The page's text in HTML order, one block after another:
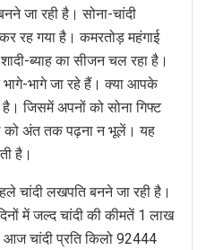
जा रही है। सोना-चांदी
रह गया है। कमरतोड़ महंगाई
ब्याह का सीजन चल रहा है।
भागे-भागे जा रहे हैं। क्या आपके
है। जिसमें अपनों को सोना गिफ्ट
को अंत तक पढ़ना न भूलें। यह
है।
चांदी लखपति बनने जा रही है।
में जल्द चांदी की कीमतें 1 लाख
आज चांदी प्रति किलो 92444